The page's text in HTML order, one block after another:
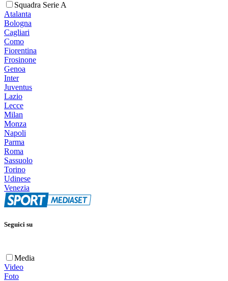
Squadra Serie A
Atalanta
Bologna
Cagliari
Como
Fiorentina
Frosinone
Genoa
Inter
Juventus
Lazio
Lecce
Milan
Monza
Napoli
Parma
Roma
Sassuolo
Torino
Udinese
Venezia
Seguici su
Media
Video
Foto